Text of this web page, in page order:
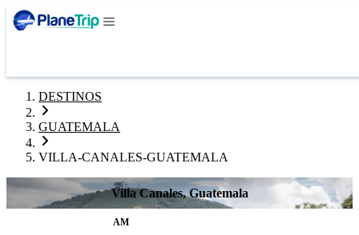
DESTINOS
GUATEMALA
VILLA-CANALES-GUATEMALA
Villa Canales, Guatemala
AM